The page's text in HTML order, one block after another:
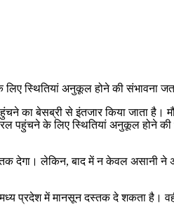
स्थितियां अनुकूल होने की संभावना
का बेसब्री से इंतजार किया जाता
के लिए स्थितियां अनुकूल होने की
लेकिन, बाद में न केवल असानी ने
मध्य प्रदेश में मानसून दस्तक दे शकता